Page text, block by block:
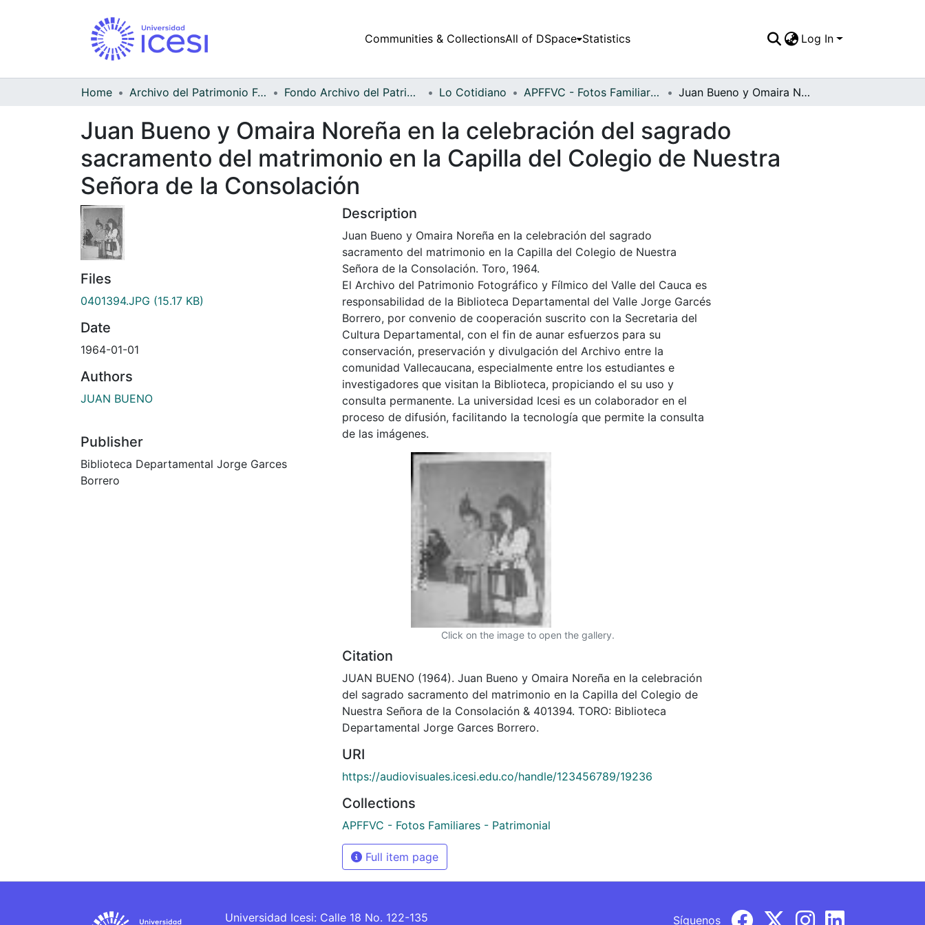
Communities & CollectionsAll of DSpace Statistics Log In
Home Archivo del Patrimonio Fotográfico y Fílmico del Valle del Cauca Fondo Archivo del Patrimonio Fotográfico y Fílmico del Valle del Cauca Lo Cotidiano APFFVC - Fotos Familiares - Patrimonial Juan Bueno y Omaira Noreña en la celebración del sagrado sacramento del matrimonio en la Capilla del Colegio de Nuestra Señora de la Consolación
Juan Bueno y Omaira Noreña en la celebración del sagrado
sacramento del matrimonio en la Capilla del Colegio de Nuestra
Señora de la Consolación
Files
0401394.JPG (15.17 KB)
Date
1964-01-01
Authors
JUAN BUENO
Publisher
Biblioteca Departamental Jorge Garces
Borrero
Description
Juan Bueno y Omaira Noreña en la celebración del sagrado
sacramento del matrimonio en la Capilla del Colegio de Nuestra
Señora de la Consolación. Toro, 1964.
El Archivo del Patrimonio Fotográfico y Fílmico del Valle del Cauca es
responsabilidad de la Biblioteca Departamental del Valle Jorge Garcés
Borrero, por convenio de cooperación suscrito con la Secretaria del
Cultura Departamental, con el fin de aunar esfuerzos para su
conservación, preservación y divulgación del Archivo entre la
comunidad Vallecaucana, especialmente entre los estudiantes e
investigadores que visitan la Biblioteca, propiciando el su uso y
consulta permanente. La universidad Icesi es un colaborador en el
proceso de difusión, facilitando la tecnología que permite la consulta
de las imágenes.
Click on the image to open the gallery.
Citation
JUAN BUENO (1964). Juan Bueno y Omaira Noreña en la celebración
del sagrado sacramento del matrimonio en la Capilla del Colegio de
Nuestra Señora de la Consolación & 401394. TORO: Biblioteca
Departamental Jorge Garces Borrero.
URI
https://audiovisuales.icesi.edu.co/handle/123456789/19236
Collections
APFFVC - Fotos Familiares - Patrimonial
Full item page
Universidad Icesi: Calle 18 No. 122-135 Síguenos